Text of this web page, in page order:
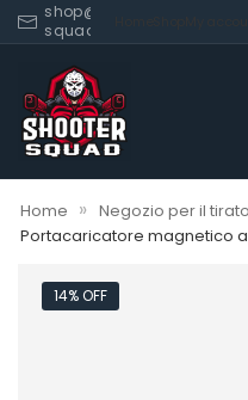
shop@shooter-
squad.com
Home » Negozio per il
Portacaricatore magnetico
14% OFF